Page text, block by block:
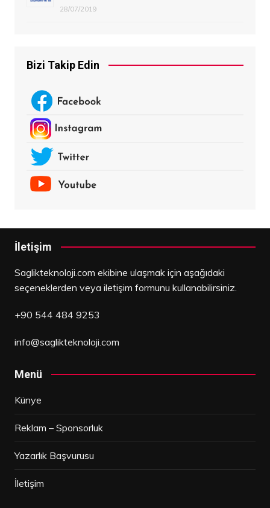
28/07/2019
Bizi Takip Edin
İletişim
Saglikteknoloji.com ekibine ulaşmak için aşağıdaki
seçeneklerden veya iletişim formunu kullanabilirsiniz.
+90 544 484 9253
info@saglikteknoloji.com
Menü
Künye
Reklam – Sponsorluk
Yazarlık Başvurusu
İletişim